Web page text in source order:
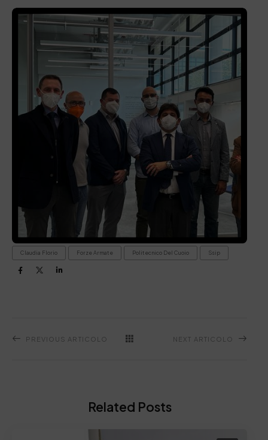
Claudia Florio Forze Armate Politecnico Del Cuoio Ssip
PREVIOUS ARTICOLO NEXT ARTICOLO
Related Posts